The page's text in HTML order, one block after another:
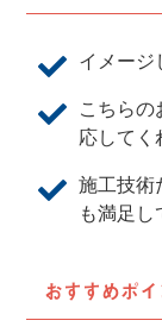
イメージ
こちらの
応してく
施工技術
も満足し
おすすめポ